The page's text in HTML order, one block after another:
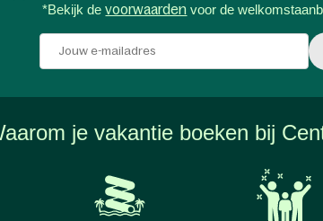
*Bekijk devoorwaarden voor de
je vakantie boeken bij